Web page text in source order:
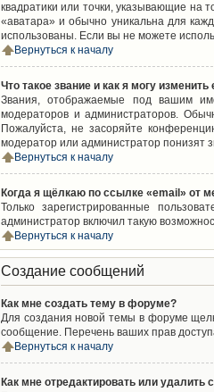
квадратики или точки, указывающие на
«аватара» и обычно уникальна для
использованы. Если вы не можете
Вернуться к началу
Что такое звание и как я могу изменить
Звания, отображаемые под вашим
модераторов и администраторов.
Пожалуйста, не засоряйте
модератор или администратор понизят
Вернуться к началу
Когда я щёлкаю по ссылке «email» от
Только зарегистрированные
администратор включил такую
Вернуться к началу
Создание сообщений
Как мне создать тему в форуме?
Для создания новой темы в форуме
сообщение. Перечень ваших прав
Вернуться к началу
Как мне отредактировать или удалить